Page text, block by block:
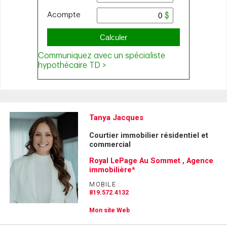
Tanya Jacques
Courtier immobilier résidentiel et
commercial
Royal LePage Au Sommet , Agence
immobilière*
MOBILE :
819.572.4132
Mon site Web